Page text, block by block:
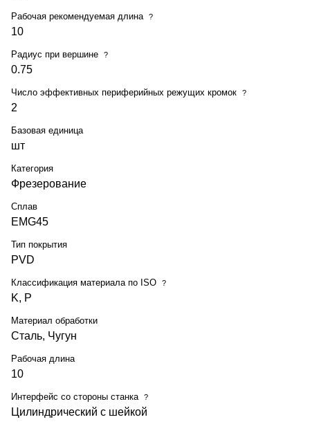
Рабочая рекомендуемая длина ?
10
Радиус при вершине ?
0.75
Число эффективных периферийных режущих кромок ?
2
Базовая единица
шт
Категория
Фрезерование
Сплав
EMG45
Тип покрытия
PVD
Классификация материала по ISO ?
K, P
Материал обработки
Сталь, Чугун
Рабочая длина
10
Интерфейс со стороны станка ?
Цилиндрический с шейкой